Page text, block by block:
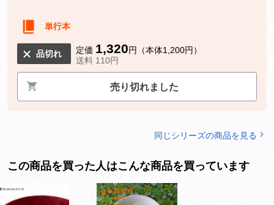
単行本
品切れ 定価 1,320円（本体1,200円）
送料 110円
売り切れました
同じシリーズの商品を見る
この商品を買った人はこんな商品を買っています